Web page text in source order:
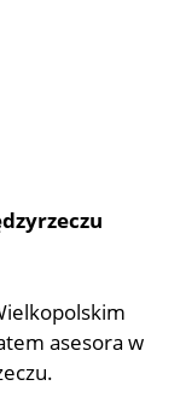
asesora w